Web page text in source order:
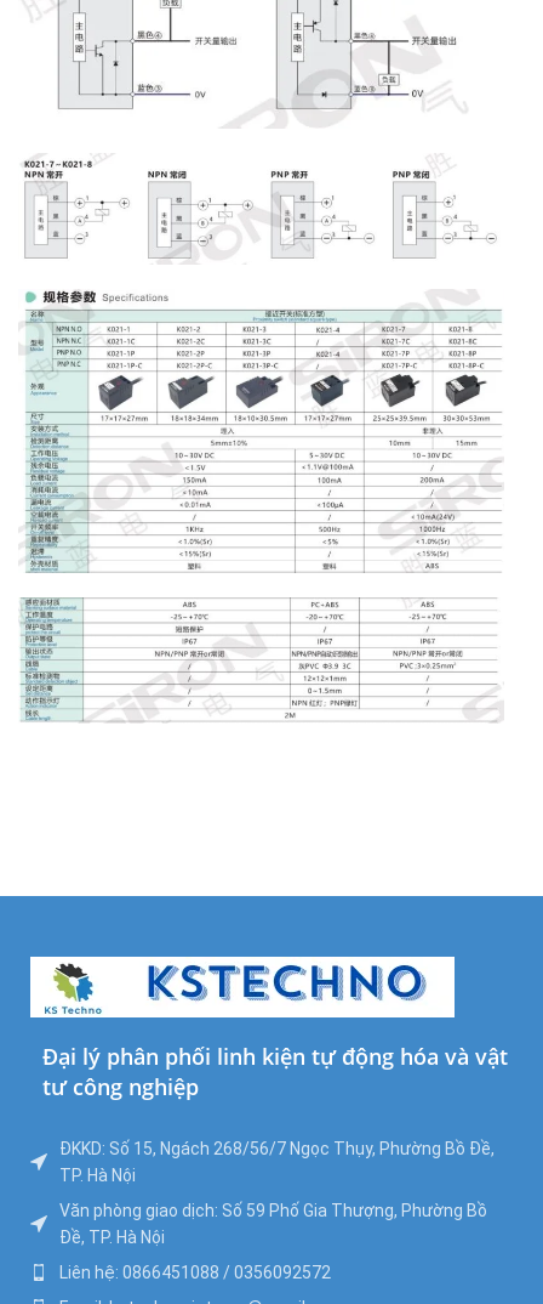
Đại lý phân phối linh kiện tự động hóa và vật
tư công nghiệp
ĐKKD: Số 15, Ngách 268/56/7 Ngọc Thụy, Phường Bồ Đề,
TP. Hà Nội
Văn phòng giao dịch: Số 59 Phố Gia Thượng, Phường Bồ
Đề, TP. Hà Nội
Liên hệ: 0866451088 / 0356092572